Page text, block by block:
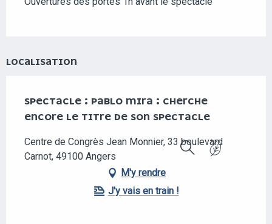
LOCALISATION
SPECTACLE : PABLO MIRA : CHERCHE
ENCORE LE TITRE DE SON SPECTACLE
Centre de Congrès Jean Monnier, 33 boulevard
Carnot, 49100 Angers
M'y rendre
J'y vais en train !